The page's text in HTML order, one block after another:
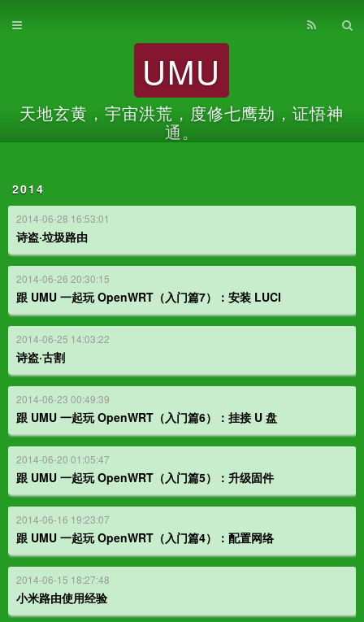
UMU
天地玄黄，宇宙洪荒，度修七鹰劫，证悟神
通。
2014
2014-06-28 16:53:01
诗盗·垃圾路由
2014-06-26 20:30:15
跟 UMU 一起玩 OpenWRT（入门篇7）：安装 LUCI
2014-06-25 14:03:22
诗盗·古割
2014-06-23 00:49:39
跟 UMU 一起玩 OpenWRT（入门篇6）：挂接 U 盘
2014-06-20 01:05:47
跟 UMU 一起玩 OpenWRT（入门篇5）：升级固件
2014-06-16 19:23:07
跟 UMU 一起玩 OpenWRT（入门篇4）：配置网络
2014-06-15 18:27:48
小米路由使用经验
首页
关于